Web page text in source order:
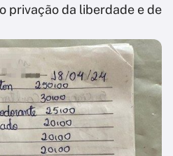
privação da liberdade e de